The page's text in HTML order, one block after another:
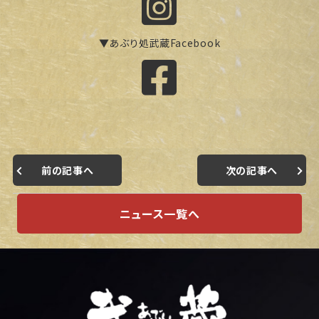
▼あぶり処武蔵Facebook
前の記事へ 次の記事へ
ニュース一覧へ